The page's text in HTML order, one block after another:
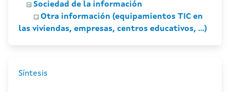
Sociedad de la información
Otra información (equipamientos TIC en
las viviendas, empresas, centros educativos, ...)
Síntesis